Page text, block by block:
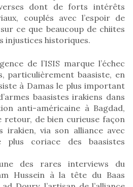
dont de forts intérêts
couplés avec l’espoir de
ce que beaucoup de chiites
injustices historiques.
de l’ISIS marque l’échec
particulièrement baasiste, en
à Damas le plus important
baasistes irakiens dans
anti-américaine à Bagdad,
retour, de bien curieuse façon
irakien, via son alliance avec
plus coriace des baasistes
des rares interviews du
Hussein à la tête du Baas